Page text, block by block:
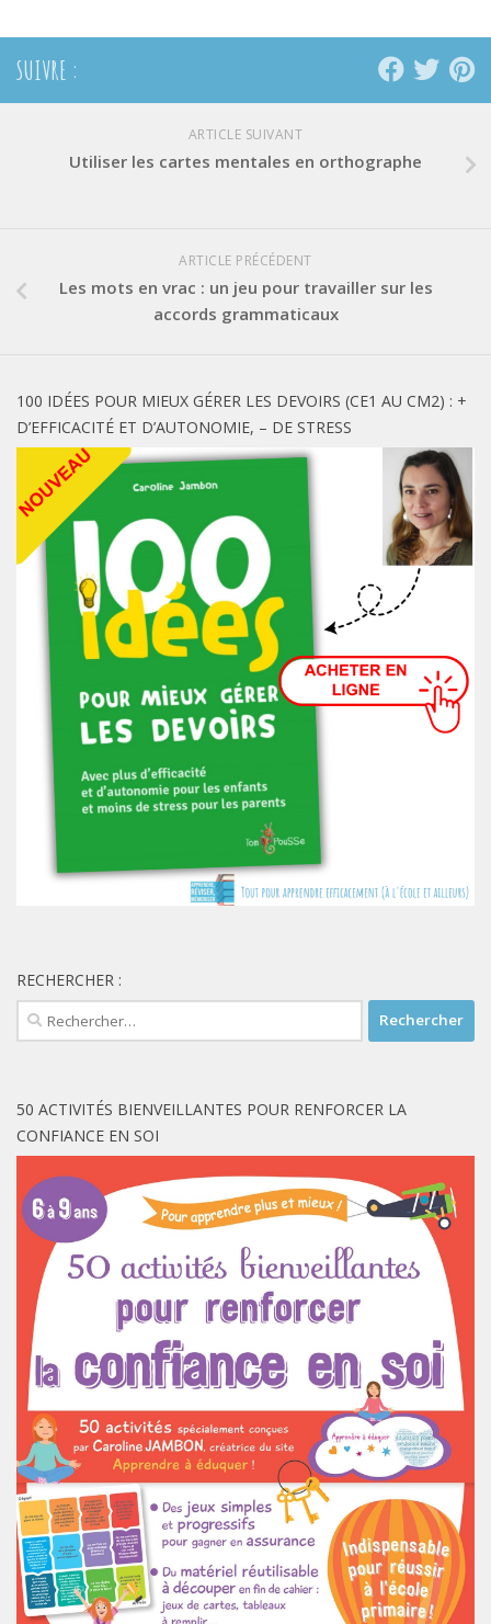
SUIVRE :
ARTICLE SUIVANT
Utiliser les cartes mentales en orthographe
ARTICLE PRÉCÉDENT
Les mots en vrac : un jeu pour travailler sur les
accords grammaticaux
100 IDÉES POUR MIEUX GÉRER LES DEVOIRS (CE1 AU CM2) : +
D’EFFICACITÉ ET D’AUTONOMIE, – DE STRESS
RECHERCHER :
Rechercher :
50 ACTIVITÉS BIENVEILLANTES POUR RENFORCER LA
CONFIANCE EN SOI